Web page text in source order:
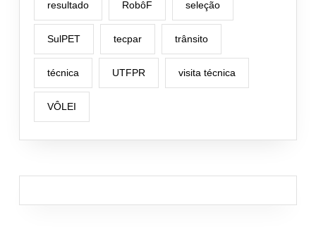
resultado RobôF seleção
SulPET tecpar trânsito
técnica UTFPR visita técnica
VÔLEI